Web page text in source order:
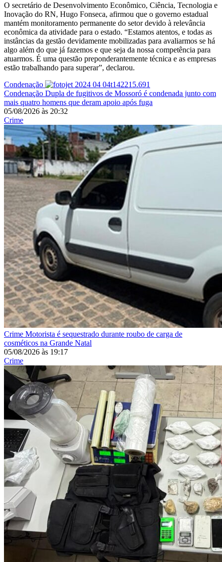
O secretário de Desenvolvimento Econômico, Ciência, Tecnologia e
Inovação do RN, Hugo Fonseca, afirmou que o governo estadual
mantém monitoramento permanente do setor devido à relevância
econômica da atividade para o estado. “Estamos atentos, e todas as
instâncias da gestão devidamente mobilizadas para avaliarmos se há
algo além do que já fazemos e que seja da nossa competência para
atuarmos. É uma questão preponderantemente técnica e as empresas
estão trabalhando para superar”, declarou.
Condenação
Condenação Dupla de fugitivos de Mossoró é condenada junto com
mais quatro homens que deram apoio após fuga
05/08/2026 às 20:32
Crime
Crime Motorista é sequestrado durante roubo de carga de
cosméticos na Grande Natal
05/08/2026 às 19:17
Crime